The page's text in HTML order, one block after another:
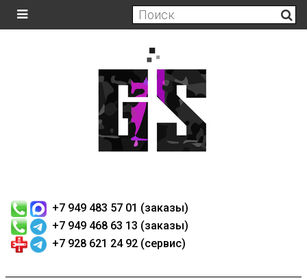
+7 949 483 57 01 (заказы)
+7 949 468 63 13 (заказы)
+7 928 621 24 92 (сервис)